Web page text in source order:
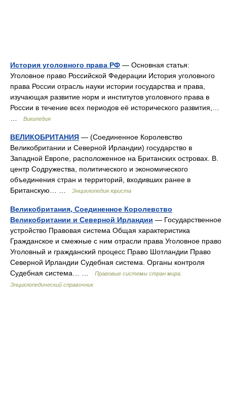
История уголовного права РФ — Основная статья:
Уголовное право Российской Федерации История уголовного
права России отрасль науки истории государства и права,
изучающая развитие норм и институтов уголовного права в
России в течение всех периодов её исторического развития,…
Википедия
ВЕЛИКОБРИТАНИЯ — (Соединенное Королевство
Великобритании и Северной Ирландии) государство в
Западной Европе, расположенное на Британских островах. В.
центр Содружества, политического и экономического
объединения стран и территорий, входивших ранее в
Британскую… …
Энциклопедия юриста
Великобритания, Соединенное Королевство
Великобритании и Северной Ирландии — Государственное
устройство Правовая система Общая характеристика
Гражданское и смежные с ним отрасли права Уголовное право
Уголовный и гражданский процесс Право Шотландии Право
Северной Ирландии Судебная система. Органы контроля
Судебная система… …
Правовые системы стран мира.
Энциклопедический справочник